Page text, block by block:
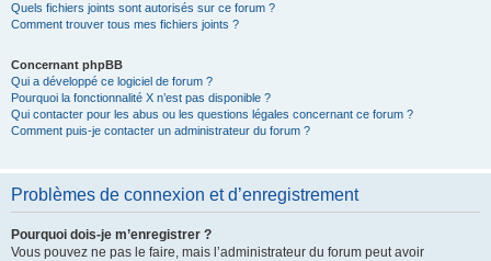
Quels fichiers joints sont autorisés sur ce forum ?
Comment trouver tous mes fichiers joints ?
Concernant phpBB
Qui a développé ce logiciel de forum ?
Pourquoi la fonctionnalité X n’est pas disponible ?
Qui contacter pour les abus ou les questions légales concernant ce forum ?
Comment puis-je contacter un administrateur du forum ?
Problèmes de connexion et d’enregistrement
Pourquoi dois-je m’enregistrer ?
Vous pouvez ne pas le faire, mais l’administrateur du forum peut avoir